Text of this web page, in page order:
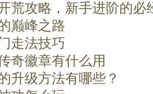
荒攻略，新手进阶的必
巅峰之路
走法技巧
奇徽章有什么用
升级方法有哪些？